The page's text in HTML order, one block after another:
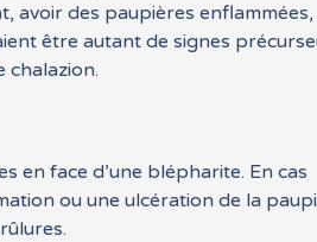
avoir des paupières enflammées,
être autant de signes
chalazion.
en face d’une blépharite. En cas
ou une ulcération de la